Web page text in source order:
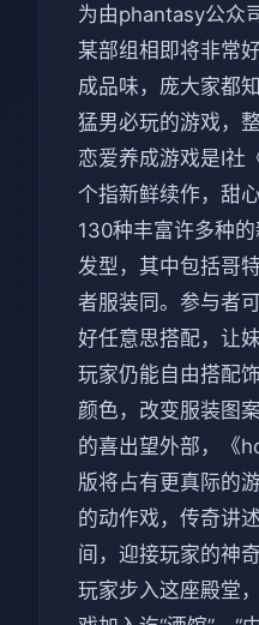
为由phantasy公众
某部组相即将非常
成品味，庞大家都
猛男必玩的游戏，
恋爱养成游戏是I社
个指新鲜续作，甜
130种丰富许多种
发型，其中包括哥
者服装同。参与者
好任意思搭配，让
玩家仍能自由搭配
颜色，改变服装图
的喜出望外部，《
版将占有更真际的
的动作戏，传奇讲
间，迎接玩家的神
玩家步入这座殿堂